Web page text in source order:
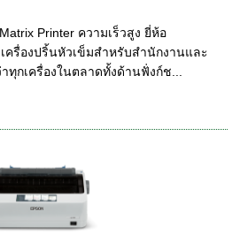
Printer ความเร็วสูง ยี่ห้อ
ครื่องปริ้นหัวเข็มสำหรับสำนักงานและ
ทุกเครื่องในตลาดทั้งด้านฟั่งก์ช...